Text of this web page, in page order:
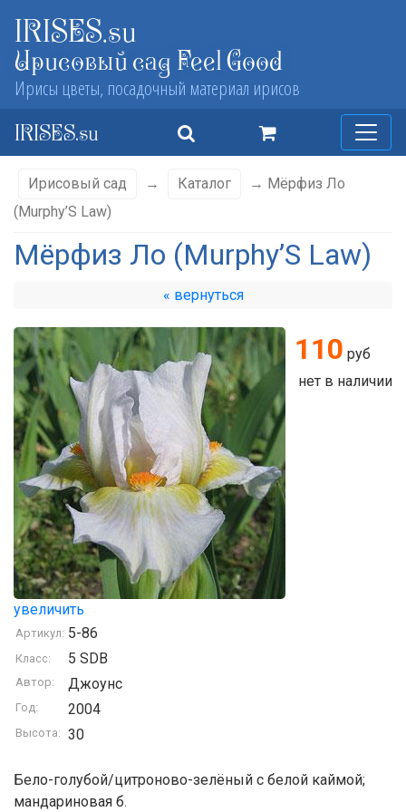
IRISES.su
Ирисовый сад Feel Good
Ирисы цветы, посадочный материал ирисов
IRISES.su
Ирисовый сад → Каталог
→ Мёрфиз Ло
(Murphy’S Law)
Мёрфиз Ло (Murphy’S Law)
« вернуться
увеличить
110 руб
нет в наличии
Артикул: 5-86
Класс: 5 SDB
Автор: Джоунс
Год: 2004
Высота: 30
Бело-голубой/цитроново-зелёный с белой каймой;
мандариновая б.